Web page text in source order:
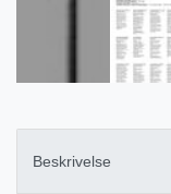
Beskrivelse